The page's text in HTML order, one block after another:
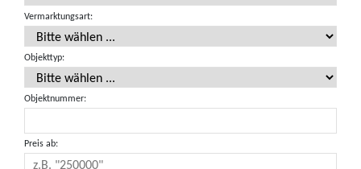
Vermarktungsart:
Objekttyp:
Objektnummer:
Preis ab: